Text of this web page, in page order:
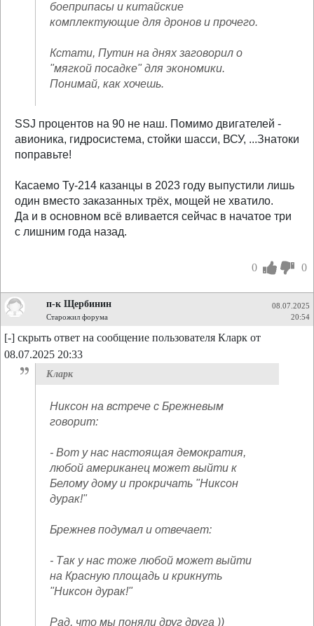
боеприпасы и китайские
комплектующие для дронов и прочего.
Кстати, Путин на днях заговорил о
"мягкой посадке" для экономики.
Понимай, как хочешь.
SSJ процентов на 90 не наш. Помимо двигателей -
авионика, гидросистема, стойки шасси, ВСУ, ...Знатоки
поправьте!
Касаемо Ту-214 казанцы в 2023 году выпустили лишь
один вместо заказанных трёх, мощей не хватило.
Да и в основном всё вливается сейчас в начатое три
с лишним года назад.
0 0
п-к Щербинин
Старожил форума
08.07.2025
20:54
[-] скрыть ответ на сообщение пользователя Кларк от
08.07.2025 20:33
Кларк
Никсон на встрече с Брежневым
говорит:
- Вот у нас настоящая демократия,
любой американец может выйти к
Белому дому и прокричать "Никсон
дурак!"
Брежнев подумал и отвечает:
- Так у нас тоже любой может выйти
на Красную площадь и крикнуть
"Никсон дурак!"
Рад, что мы поняли друг друга ))